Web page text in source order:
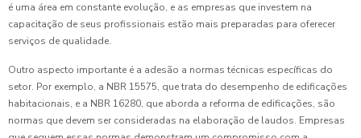
é uma área em constante evolução, e as empresas que investem na
capacitação de seus profissionais estão mais preparadas para oferecer
serviços de qualidade.
Outro aspecto importante é a adesão a normas técnicas específicas do
setor. Por exemplo, a NBR 15575, que trata do desempenho de edificações
habitacionais, e a NBR 16280, que aborda a reforma de edificações, são
normas que devem ser consideradas na elaboração de laudos. Empresas